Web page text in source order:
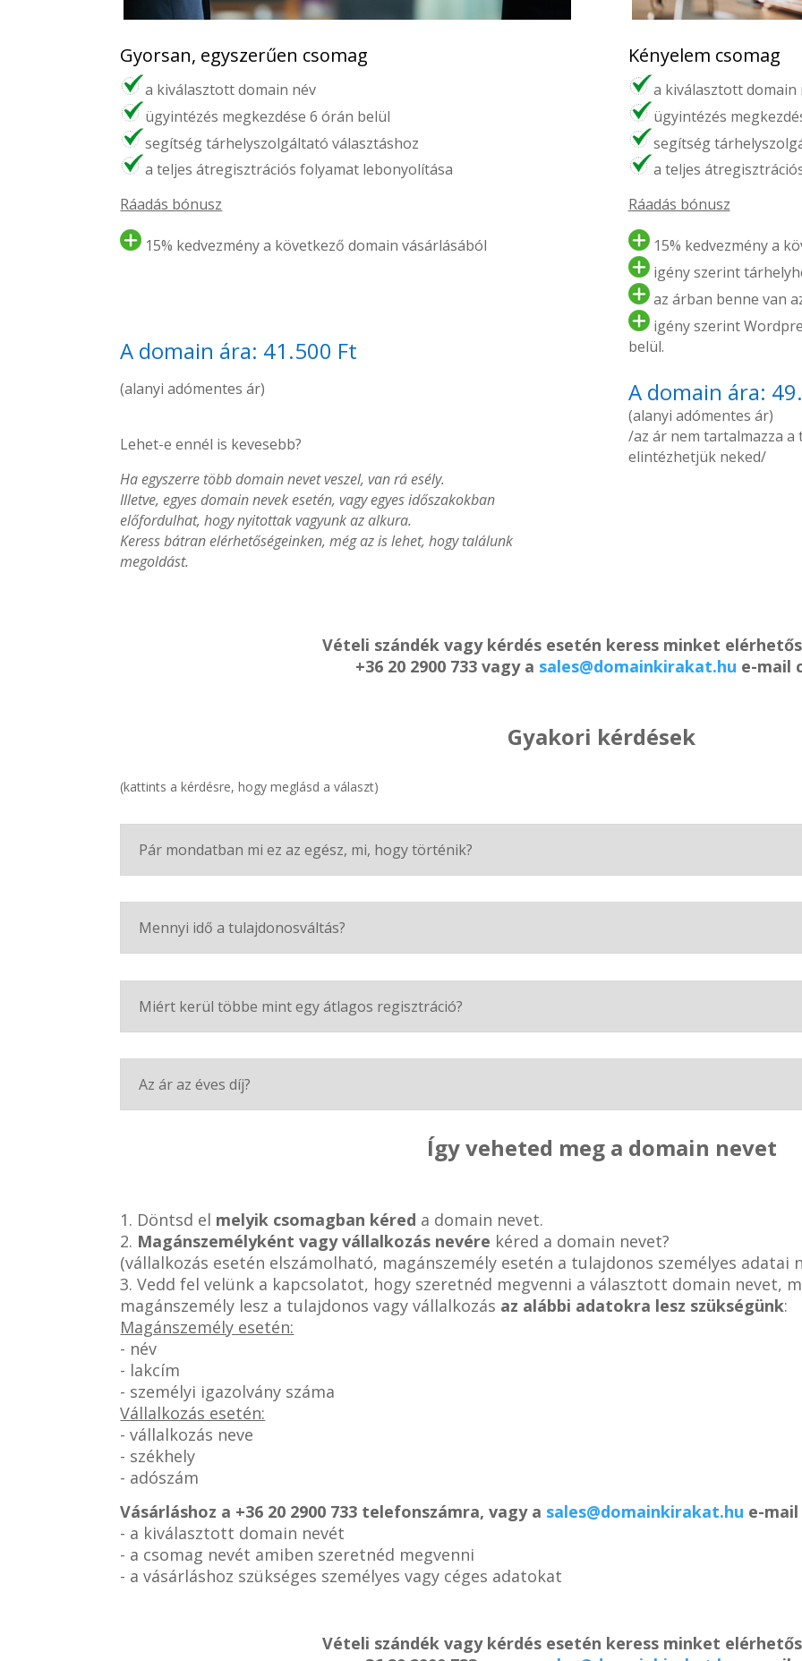
Gyorsan, egyszerűen csomag
a kiválasztott domain név
ügyintézés megkezdése 6 órán belül
segítség tárhelyszolgáltató választáshoz
a teljes átregisztrációs folyamat lebonyolítása
Ráadás bónusz
15% kedvezmény a következő domain vásárlásából
A domain ára: 41.500 Ft
(alanyi adómentes ár)
Lehet-e ennél is kevesebb?
Ha egyszerre több domain nevet veszel, van rá esély.
Illetve, egyes domain nevek esetén, vagy egyes időszakokban
előfordulhat, hogy nyitottak vagyunk az alkura.
Keress bátran elérhetőségeinken, még az is lehet, hogy találunk
megoldást.
Kényelem csomag
a kiválasztott domain
ügyintézés
segítség
a teljes
Ráadás bónusz
15% kedvezmény a
igény szerint
az árban benne van
igény szerint
belül.
A domain ára:
(alanyi adómentes ár)
/az ár nem tartalmazza
elintézhetjük neked/
Vételi szándék vagy kérdés esetén keress minket
+36 20 2900 733 vagy a sales@domainkirakat.hu e-mail
Gyakori kérdések
(kattints a kérdésre, hogy meglásd a választ)
Pár mondatban mi ez az egész, mi, hogy történik?
Mennyi idő a tulajdonosváltás?
Miért kerül többe mint egy átlagos regisztráció?
Az ár az éves díj?
Így veheted meg a domain nevet
1. Döntsd el melyik csomagban kéred a domain nevet.
2. Magánszemélyként vagy vállalkozás nevére kéred a domain nevet?
(vállalkozás esetén elszámolható, magánszemély esetén a tulajdonos személyes adatai
3. Vedd fel velünk a kapcsolatot, hogy szeretnéd megvenni a választott domain nevet,
magánszemély lesz a tulajdonos vagy vállalkozás az alábbi adatokra lesz szükségünk:
Magánszemély esetén:
- név
- lakcím
- személyi igazolvány száma
Vállalkozás esetén:
- vállalkozás neve
- székhely
- adószám
Vásárláshoz a +36 20 2900 733 telefonszámra, vagy a sales@domainkirakat.hu e-
- a kiválasztott domain nevét
- a csomag nevét amiben szeretnéd megvenni
- a vásárláshoz szükséges személyes vagy céges adatokat
Vételi szándék vagy kérdés esetén keress minket